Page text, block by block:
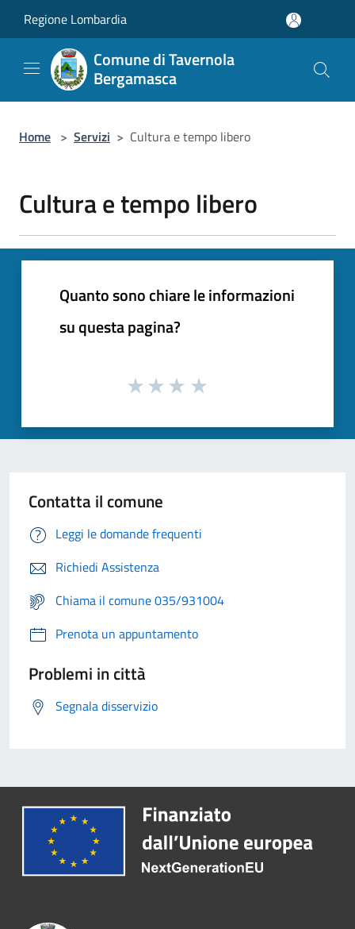
Regione Lombardia
Comune di Tavernola
Bergamasca
Home > Servizi > Cultura e tempo libero
Cultura e tempo libero
Quanto sono chiare le informazioni
su questa pagina?
Contatta il comune
Leggi le domande frequenti
Richiedi Assistenza
Chiama il comune 035/931004
Prenota un appuntamento
Problemi in città
Segnala disservizio